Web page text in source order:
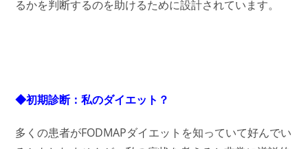
るかを判断するのを助けるために設計されています。
◆初期診断：私のダイエット？
多くの患者がFODMAPダイエットを知っていて好んでい